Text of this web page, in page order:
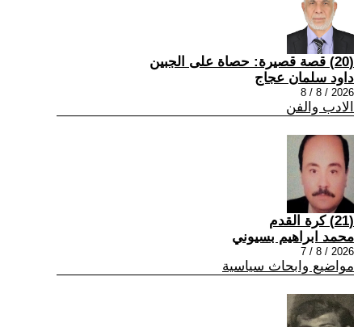
(20) قصة قصيرة: حصاة على الجبين
داود سلمان عجاج
2026 / 8 / 8
الادب والفن
(21) كرة القدم
محمد ابراهيم بسيوني
2026 / 8 / 7
مواضيع وابحاث سياسية